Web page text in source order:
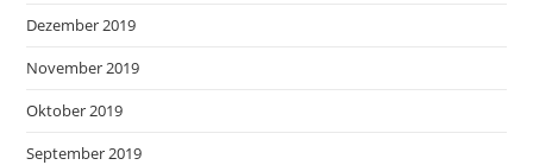
Dezember 2019
November 2019
Oktober 2019
September 2019